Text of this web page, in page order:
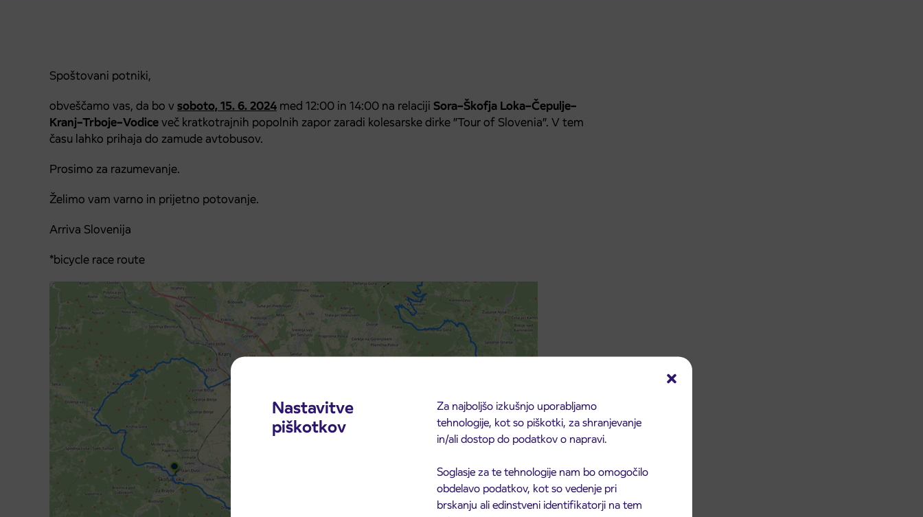
Nastavitve
piškotkov
Za najboljšo izkušnjo uporabljamo
tehnologije, kot so piškotki, za shranjevanje
in/ali dostop do podatkov o napravi.
Soglasje za te tehnologije nam bo omogočilo
obdelavo podatkov, kot so vedenje pri
brskanju ali edinstveni identifikatorji na tem
Spoštovani potniki,
obveščamo vas, da bo vsoboto, 15. 6. 2024 med 12:00 in 14:00 na relaciji Sora–Škofja Loka–Čepulje–
Kranj–Trboje–Vodiceveč kratkotrajnih popolnih zapor zaradi kolesarske dirke ”Tour of Slovenia”. V tem
času lahko prihaja do zamude avtobusov.
Prosimo za razumevanje.
Želimo vam varno in prijetno potovanje.
Arriva Slovenija
*bicycle race route